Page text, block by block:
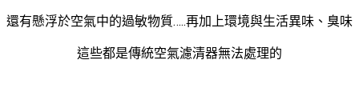
還有懸浮於空氣中的過敏物質…..再加上環境與生活異味、臭味
這些都是傳統空氣濾清器無法處理的